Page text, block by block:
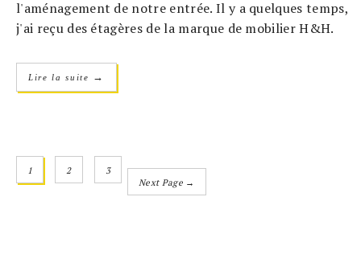
l'aménagement de notre entrée. Il y a quelques temps,
j'ai reçu des étagères de la marque de mobilier H&H.
Lire la suite →
1 2
3
Next Page →